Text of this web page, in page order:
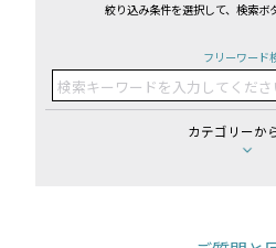
絞り込み条件を選択して、検索ボ
フリーワード
カテゴリーか